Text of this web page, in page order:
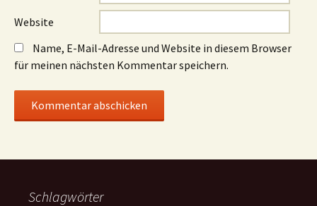
Website
Name, E-Mail-Adresse und Website in diesem Browser
für meinen nächsten Kommentar speichern.
Schlagwörter